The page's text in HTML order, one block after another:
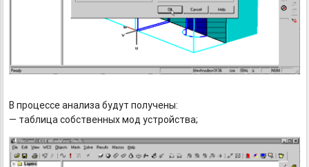
В процессе анализа будут получены:
— таблица собственных мод устройства;